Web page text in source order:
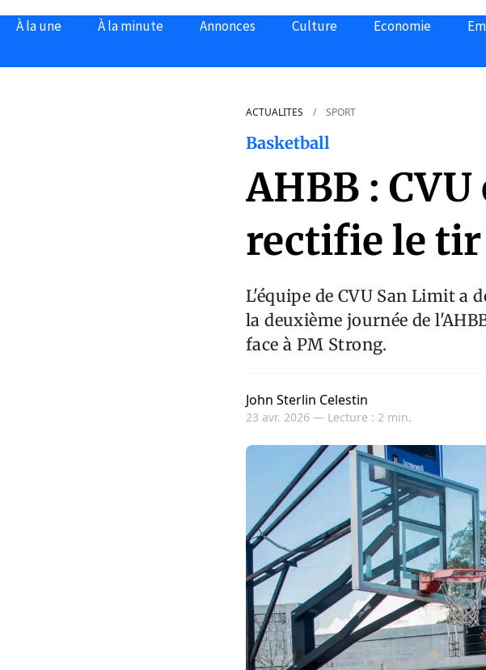
À la une À la minute Annonces Culture Economie
ACTUALITES SPORT
Basketball
AHBB :
rectifie le tir
L'équipe de CVU San Limit a
la deuxième journée de
face à PM Strong.
John Sterlin Celestin
23 avr. 2026 — Lecture : 2 min.